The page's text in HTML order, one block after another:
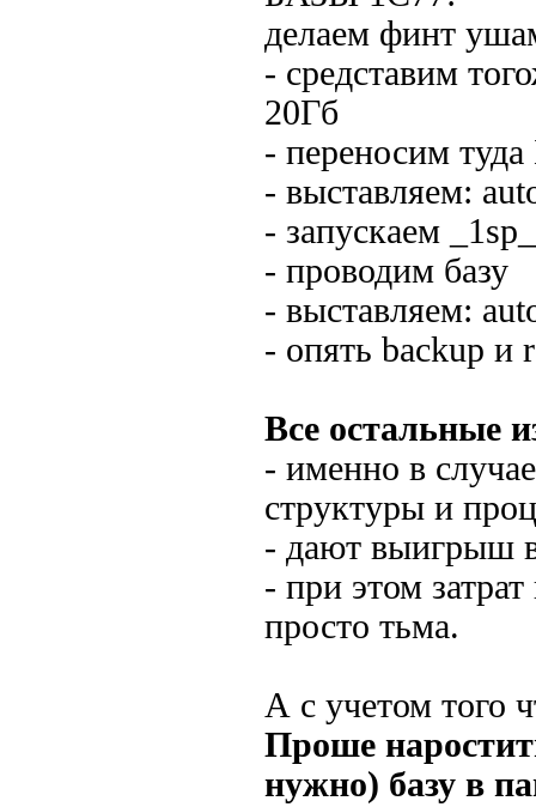
делаем финт
- средставим
20Гб
- переносим
- выставляем:
- запускаем
- проводим базу
- выставляем:
- опять backup и
Все остальные
- именно в
структуры и
- дают выигрыш
- при этом
просто тьма.
А с учетом того
Проше
нужно) базу в